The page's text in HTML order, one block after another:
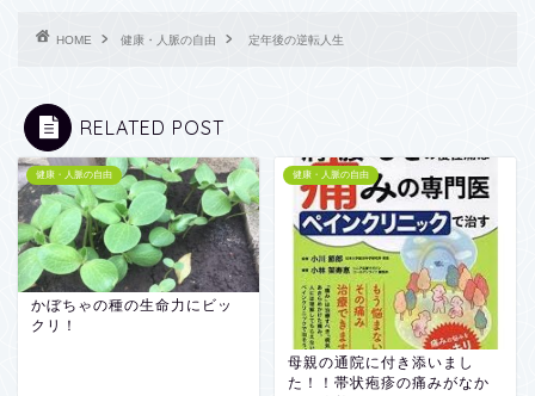
HOME 健康・人脈の自由 定年後の逆転人生
RELATED POST
健康・人脈の自由
かぼちゃの種の生命力にビッ
クリ！
健康・人脈の自由
母親の通院に付き添いまし
た！！帯状疱疹の痛みがなか